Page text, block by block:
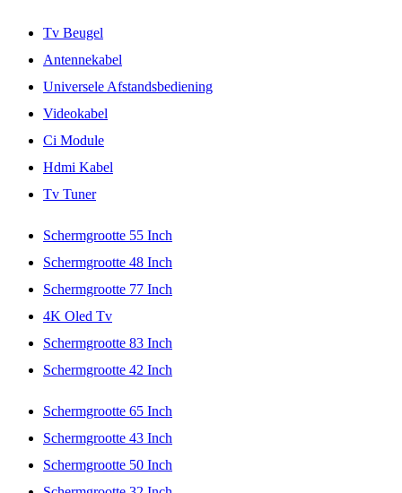
Tv Beugel
Antennekabel
Universele Afstandsbediening
Videokabel
Ci Module
Hdmi Kabel
Tv Tuner
Schermgrootte 55 Inch
Schermgrootte 48 Inch
Schermgrootte 77 Inch
4K Oled Tv
Schermgrootte 83 Inch
Schermgrootte 42 Inch
Schermgrootte 65 Inch
Schermgrootte 43 Inch
Schermgrootte 50 Inch